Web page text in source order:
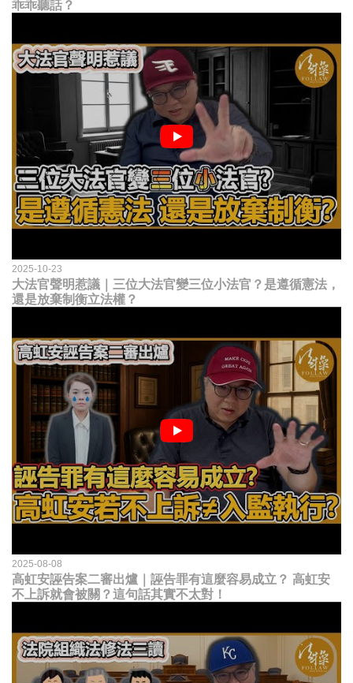
乖乖聽話？
2025-10-23
大法官聲明惹議｜三位大法官變三位小法官？是遵循憲法，
還是放棄制衡立法權？
2025-08-08
高虹安誣告案二審出爐｜誣告罪有這麼容易成立？ 高虹安
不上訴就會被關？這句話其實不太對！